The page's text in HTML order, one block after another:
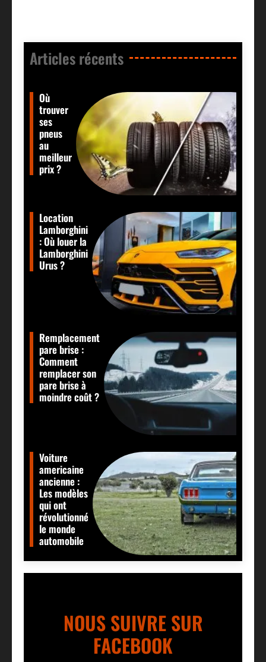
Articles récents​
Où
trouver
ses
pneus
au
meilleur
prix ?
Location
Lamborghini
: Où louer la
Lamborghini
Urus ?
Remplacement
pare brise :
Comment
remplacer son
pare brise à
moindre coût ?
Voiture
americaine
ancienne :
Les modèles
qui ont
révolutionné
le monde
automobile
NOUS SUIVRE SUR
FACEBOOK